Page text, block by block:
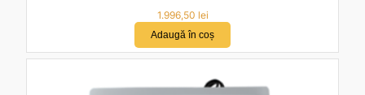
1.996,50 lei
Adaugă în coș